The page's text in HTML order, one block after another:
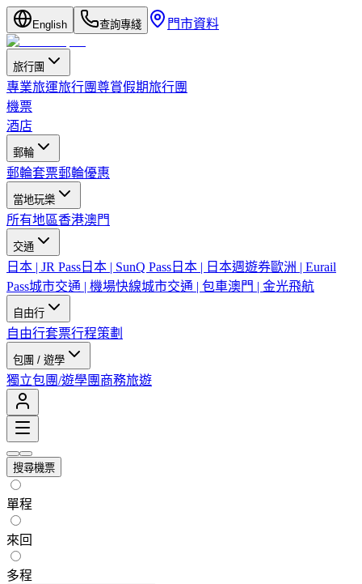
English 查詢專綫 門市資料
旅行團
專業旅運旅行團尊賞假期旅行團
機票
酒店
郵輪
郵輪套票郵輪優惠
當地玩樂
所有地區香港澳門
交通
日本 | JR Pass 日本 | SunQ Pass 日本 | 日本週遊券歐洲 | Eurail
Pass城市交通 | 機場快線城市交通 | 包車澳門 | 金光飛航
自由行
自由行套票行程策劃
包團 / 遊學
獨立包團/遊學團 商務旅遊
搜尋機票
單程
來回
多程